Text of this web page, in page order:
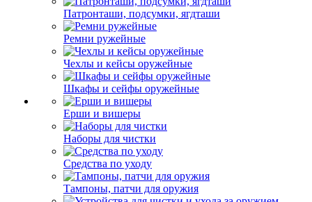
Патронташи, подсумки, ягдташи
Ремни ружейные
Чехлы и кейсы оружейные
Шкафы и сейфы оружейные
Ерши и вишеры
Наборы для чистки
Средства по уходу
Тампоны, патчи для оружия